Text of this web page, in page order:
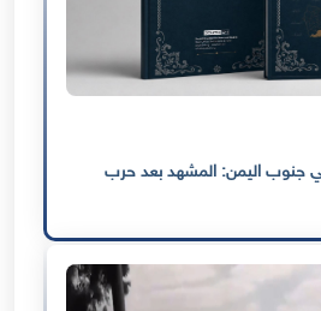
جنوب اليمن: المشهد بعد حرب